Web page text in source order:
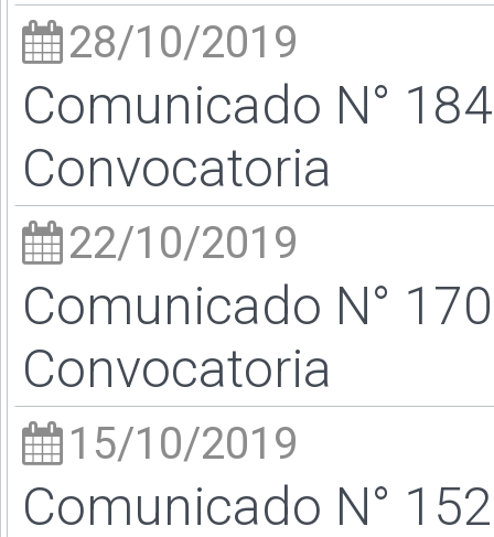
28/10/2019
Comunicado N°
Convocatoria
22/10/2019
Comunicado N°
Convocatoria
15/10/2019
Comunicado N°